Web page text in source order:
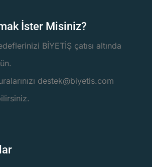
İster Misiniz?
BİYETİŞ çatısı altında
destek@biyetis.com